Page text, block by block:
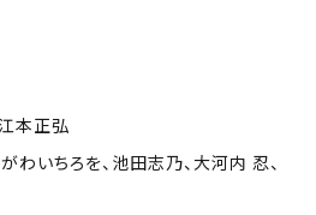
本正弘
わいちろを、池田志乃、大河内 忍、